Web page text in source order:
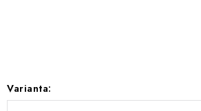
Varianta: